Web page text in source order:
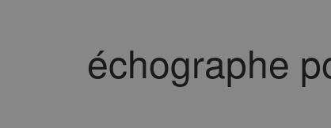
échographe